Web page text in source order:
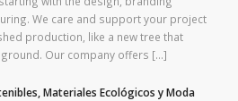
We care and support your project
production, like a new tree that
Our company offers […]
Materiales Ecológicos y Moda